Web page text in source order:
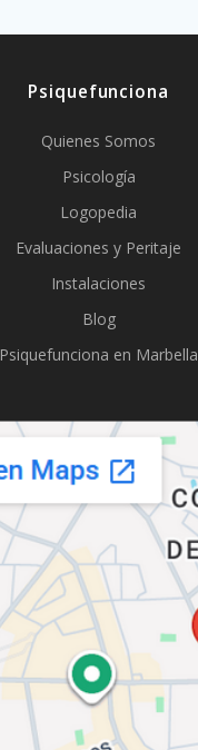
Psiquefunciona
Quienes Somos
Psicología
Logopedia
Evaluaciones y Peritaje
Instalaciones
Blog
Psiquefunciona en Marbella